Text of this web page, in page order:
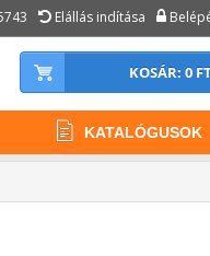
Elállás indítása
KOSÁR: 0
KATALÓGUSOK